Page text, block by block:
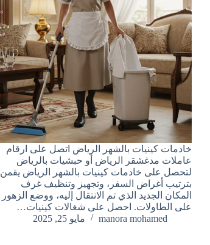
خادمات كينيات بالشهر الرياض اتصل على ارقام
عاملات مدغشقر الرياض أو حبشيات بالرياض
لتحصل على خادمات كينيات بالشهر الرياض يقمن
بترتيب أغراض السفر، وتجهيز وتنظيف غرف
المكان الجديد الذي تم الانتقال إليه، ووضع الزهور
على الطاولات. احصل على شغالات كينيات…
manora mohamed
مايو 25, 2025